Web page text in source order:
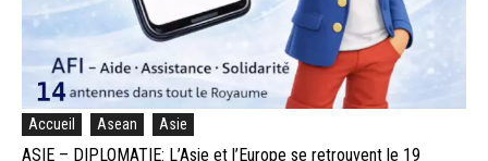
Accueil Asean Asie
ASIE – DIPLOMATIE: L’Asie et l’Europe se retrouvent le 19